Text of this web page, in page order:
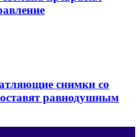
снимки со
равнодушным